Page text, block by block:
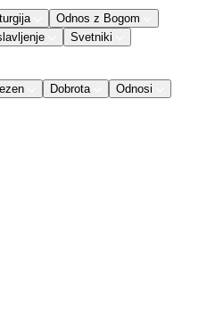
Odnos z Bogom
Svetniki
Dobrota
Odnosi